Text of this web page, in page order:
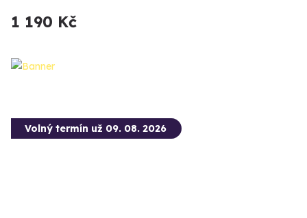
1 190 Kč
Volný termín už 09. 08. 2026